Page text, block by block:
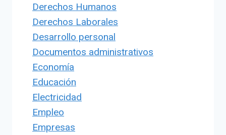
Derechos Humanos
Derechos Laborales
Desarrollo personal
Documentos administrativos
Economía
Educación
Electricidad
Empleo
Empresas